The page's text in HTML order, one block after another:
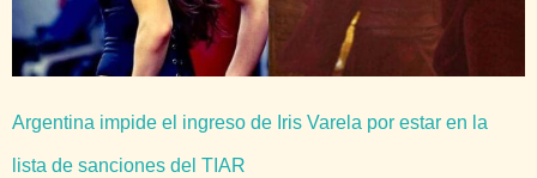
Argentina impide el ingreso de Iris Varela por estar en la
lista de sanciones del TIAR